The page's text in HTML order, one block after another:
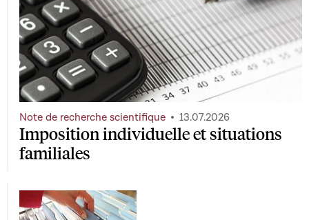
Imposition individuelle et situations
familiales
Note de recherche scientifique 13.07.2026